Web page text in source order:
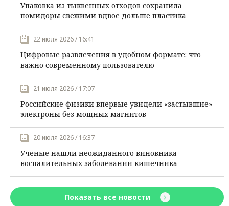
Упаковка из тыквенных отходов сохранила
помидоры свежими вдвое дольше пластика
22 июля 2026 / 16:41
Цифровые развлечения в удобном формате: что
важно современному пользователю
21 июля 2026 / 17:07
Российские физики впервые увидели «застывшие»
электроны без мощных магнитов
20 июля 2026 / 16:37
Ученые нашли неожиданного виновника
воспалительных заболеваний кишечника
Показать все новости